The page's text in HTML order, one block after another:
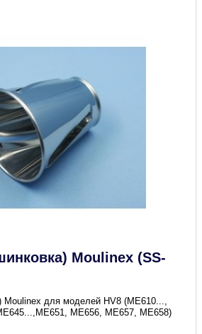
Moulinex (SS-
Moulinex для моделей HV8 (ME610...,
ME656, ME657, ME658)